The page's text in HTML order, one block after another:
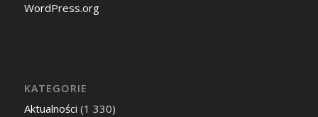
WordPress.org
KATEGORIE
Aktualności (1 330)